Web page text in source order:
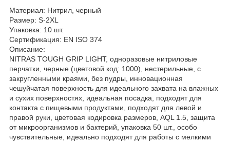
Материал: Нитрил, черный
Размер: S-2XL
Упаковка: 10 шт.
Сертификация: EN ISO 374
Описание:
NITRAS TOUGH GRIP LIGHT, одноразовые нитриловые
перчатки, черные (цветовой код: 1000), нестерильные, с
закругленными краями, без пудры, инновационная
чешуйчатая поверхность для идеального захвата на влажных
и сухих поверхностях, идеальная посадка, подходят для
контакта с пищевыми продуктами, подходят для левой и
правой руки, цветовая кодировка размеров, AQL 1.5, защита
от микроорганизмов и бактерий, упаковка 50 шт., особо
чувствительные, идеально подходят для работы с мелкими